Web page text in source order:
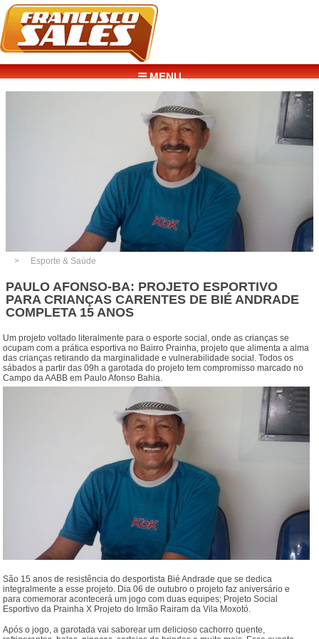
☰ MENU
Esporte & Saúde
PAULO AFONSO-BA: PROJETO ESPORTIVO
PARA CRIANÇAS CARENTES DE BIÉ ANDRADE
COMPLETA 15 ANOS
Um projeto voltado literalmente para o esporte social, onde as crianças se
ocupam com a prática esportiva no Bairro Prainha, projeto que alimenta a alma
das crianças retirando da marginalidade e vulnerabilidade social. Todos os
sábados a partir das 09h a garotada do projeto tem compromisso marcado no
Campo da AABB em Paulo Afonso Bahia.
São 15 anos de resistência do desportista Bié Andrade que se dedica
integralmente a esse projeto. Dia 06 de outubro o projeto faz aniversário e
para comemorar acontecerá um jogo com duas equipes; Projeto Social
Esportivo da Prainha X Projeto do Irmão Rairam da Vila Moxotó.
Após o jogo, a garotada vai saborear um delicioso cachorro quente,